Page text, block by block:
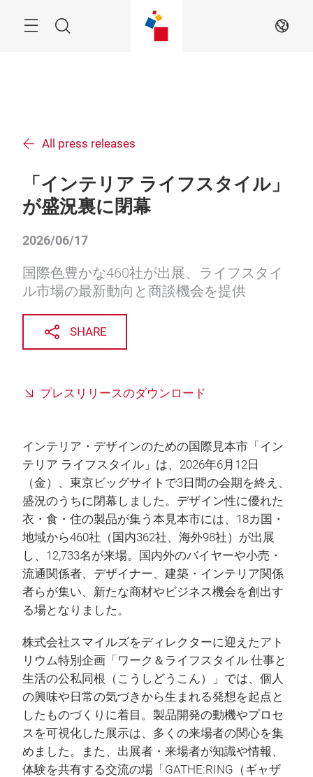
Search JA
All press releases
「インテリア ライフスタイル」
が盛況裏に閉幕
2026/06/17
国際色豊かな460社が出展、ライフスタイ
ル市場の最新動向と商談機会を提供
SHARE
プレスリリースのダウンロード
インテリア・デザインのための国際見本市「イン
テリア ライフスタイル」は、2026年6月12日
（金）、東京ビッグサイトで3日間の会期を終え、
盛況のうちに閉幕しました。デザイン性に優れた
衣・食・住の製品が集う本見本市には、18カ国・
地域から460社（国内362社、海外98社）が出展
し、12,733名が来場。国内外のバイヤーや小売・
流通関係者、デザイナー、建築・インテリア関係
者らが集い、新たな商材やビジネス機会を創出す
る場となりました。
株式会社スマイルズをディレクターに迎えたアト
リウム特別企画「ワーク＆ライフスタイル 仕事と
生活の公私同根（こうしどうこん）」では、個人
の興味や日常の気づきから生まれる発想を起点と
したものづくりに着目。製品開発の動機やプロセ
スを可視化した展示は、多くの来場者の関心を集
めました。また、出展者・来場者が知識や情報、
体験を共有する交流の場「GATHE:RING（ギャザ